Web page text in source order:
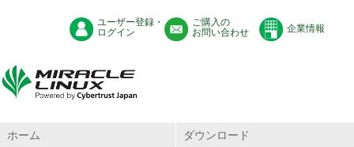
ユーザー登録・
ログイン
ご購入の
お問い合わせ
企業情報
ホーム ダウンロード